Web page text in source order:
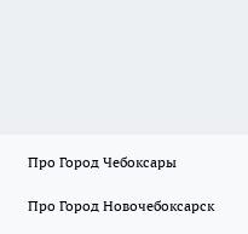
Про Город Чебоксары
Про Город Новочебоксарск